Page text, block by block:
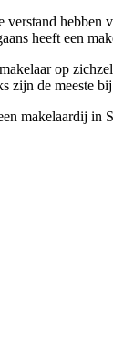
verstand
heeft een
op
zijn de meeste
makelaardij in